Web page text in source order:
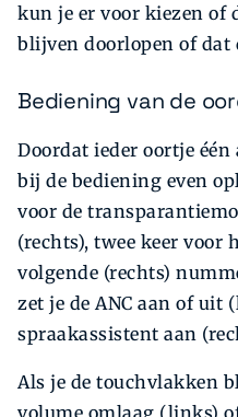
kun je er voor kiezen of
blijven doorlopen of dat
Bediening van de
Doordat ieder oortje
bij de bediening even
voor de
(rechts), twee keer voor
volgende (rechts)
zet je de ANC aan of uit
spraakassistent aan
Als je de touchvlakken
volume omlaag (links)